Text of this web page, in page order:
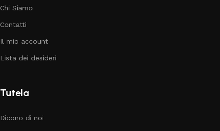
Chi Siamo
Contatti
Il mio account
Lista dei desideri
Tutela
Dicono di noi